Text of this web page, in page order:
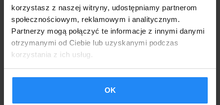
korzystasz z naszej witryny, udostępniamy partnerom
społecznościowym, reklamowym i analitycznym.
Partnerzy mogą połączyć te informacje z innymi danymi
otrzymanymi od Ciebie lub uzyskanymi podczas
korzystania z ich usług.
OK